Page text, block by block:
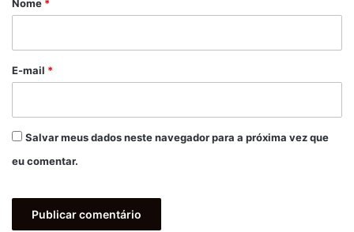
*
Nome *
E-mail *
Salvar meus dados neste navegador para a próxima vez que
eu comentar.